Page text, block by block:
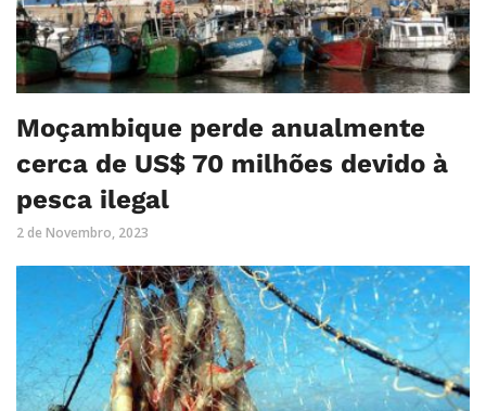
Moçambique perde anualmente
cerca de US$ 70 milhões devido à
pesca ilegal
2 de Novembro, 2023